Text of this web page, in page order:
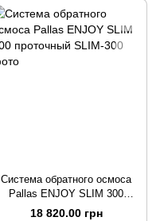
Система обратного осмоса
Pallas ENJOY SLIM 300
проточный
18 820.00 грн